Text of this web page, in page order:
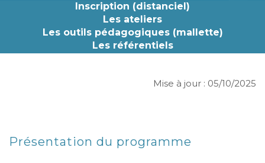
Inscription (distanciel)
Les ateliers
Les outils pédagogiques (mallette)
Les référentiels
Mise à jour : 05/10/2025
Présentation du programme